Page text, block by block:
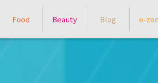
Food Beauty Blog e-